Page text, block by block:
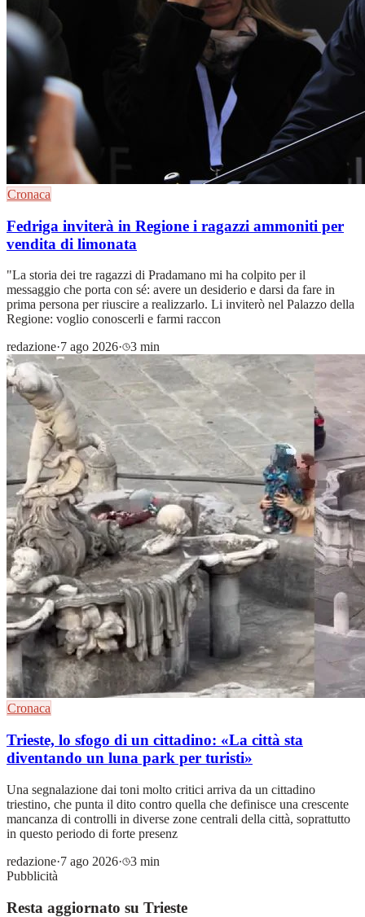
Cronaca
Fedriga inviterà in Regione i ragazzi ammoniti per
vendita di limonata
"La storia dei tre ragazzi di Pradamano mi ha colpito per il
messaggio che porta con sé: avere un desiderio e darsi da fare in
prima persona per riuscire a realizzarlo. Li inviterò nel Palazzo della
Regione: voglio conoscerli e farmi raccon
redazione·7 ago 2026· 3 min
Cronaca
Trieste, lo sfogo di un cittadino: «La città sta
diventando un luna park per turisti»
Una segnalazione dai toni molto critici arriva da un cittadino
triestino, che punta il dito contro quella che definisce una crescente
mancanza di controlli in diverse zone centrali della città, soprattutto
in questo periodo di forte presenz
redazione·7 ago 2026·
3 min
Pubblicità
Resta aggiornato su Trieste